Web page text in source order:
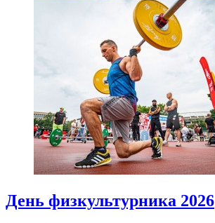
День физкультурника 2026